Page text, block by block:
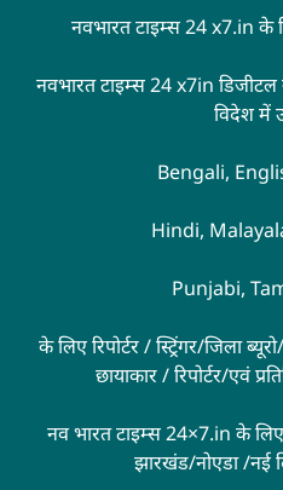
नवभारत टाइम्स 24 x7.in के
नवभारत टाइम्स 24 x7in
विदेश में
Bengali,
Hindi,
Punjabi,
के लिए रिपोर्टर / स्ट्रिंगर/जिला
छायाकार / रिपोर्टर/एवं
नव भारत टाइम्स 24×7.in के
झारखंड/नोएडा /नई